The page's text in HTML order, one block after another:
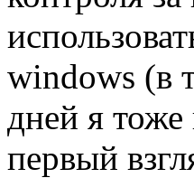
windows (в
дней я тоже
первый